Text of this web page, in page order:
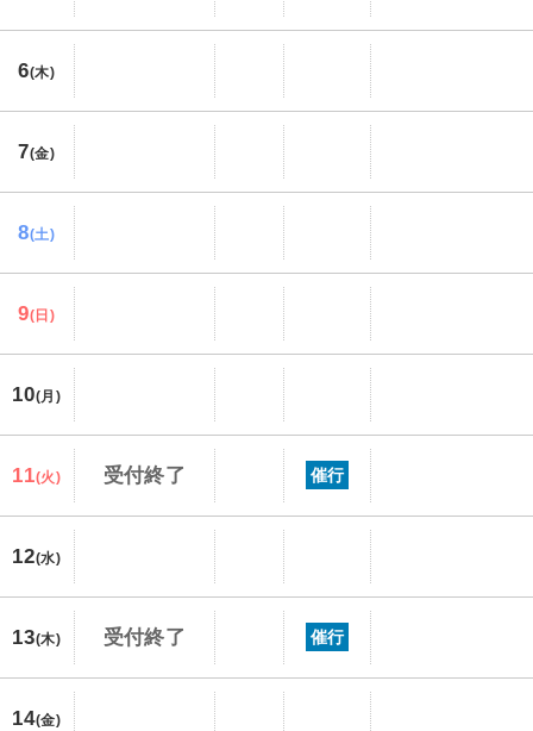
6(木)
7(金)
8(土)
9(日)
10(月)
11(火) 受付終了 催行
12(水)
13(木) 受付終了 催行
14(金)